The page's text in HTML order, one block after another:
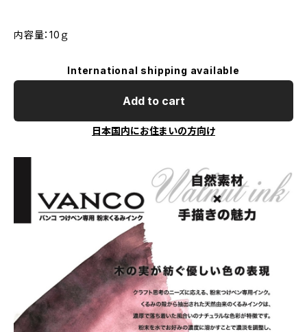
内容量：10ｇ
International shipping available
Add to cart
日本国内にお住まいの方向け